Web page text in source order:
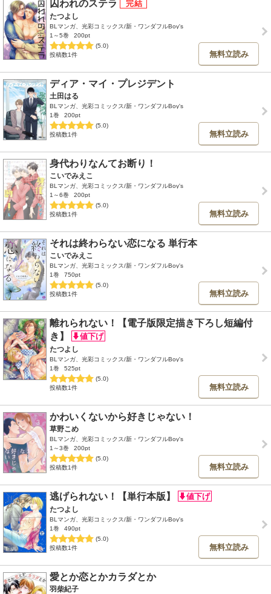
囚われのステラ
たつよし
BLマンガ、光彩コミックス/新・ワンダフルBoy's
1～5巻
200pt
(5.0)
投稿数1件
無料立読み
ディア・マイ・プレジデント
土田はる
BLマンガ、光彩コミックス/新・ワンダフルBoy's
1巻
200pt
(5.0)
投稿数1件
無料立読み
身代わりなんてお断り！
こいでみえこ
BLマンガ、光彩コミックス/新・ワンダフルBoy's
1～6巻
200pt
(5.0)
投稿数1件
無料立読み
それは終わらない恋になる 単行本
こいでみえこ
BLマンガ、光彩コミックス/新・ワンダフルBoy's
1巻
750pt
(5.0)
投稿数1件
無料立読み
離れられない！【電子版限定描き下ろし短編付
き】
たつよし
BLマンガ、光彩コミックス/新・ワンダフルBoy's
1巻
525pt
(5.0)
投稿数1件
無料立読み
かわいくないから好きじゃない！
草野こめ
BLマンガ、光彩コミックス/新・ワンダフルBoy's
1～3巻
200pt
(5.0)
投稿数1件
無料立読み
逃げられない！【単行本版】
たつよし
BLマンガ、光彩コミックス/新・ワンダフルBoy's
1巻
490pt
(5.0)
投稿数1件
無料立読み
愛とか恋とかカラダとか
羽柴紀子